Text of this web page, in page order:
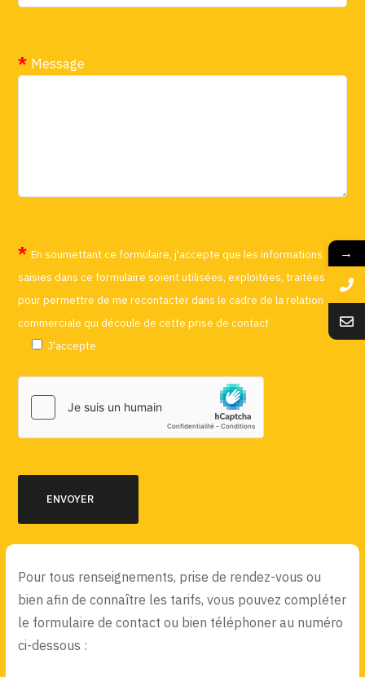
Message
En soumettant ce formulaire, j'accepte que les informations
saisies dans ce formulaire soient utilisées, exploitées, traitées
pour permettre de me recontacter dans le cadre de la relation
commerciale qui découle de cette prise de contact
J'accepte
Pour tous renseignements, prise de rendez-vous ou
bien afin de connaître les tarifs, vous pouvez compléter
le formulaire de contact ou bien téléphoner au numéro
ci-dessous :
→